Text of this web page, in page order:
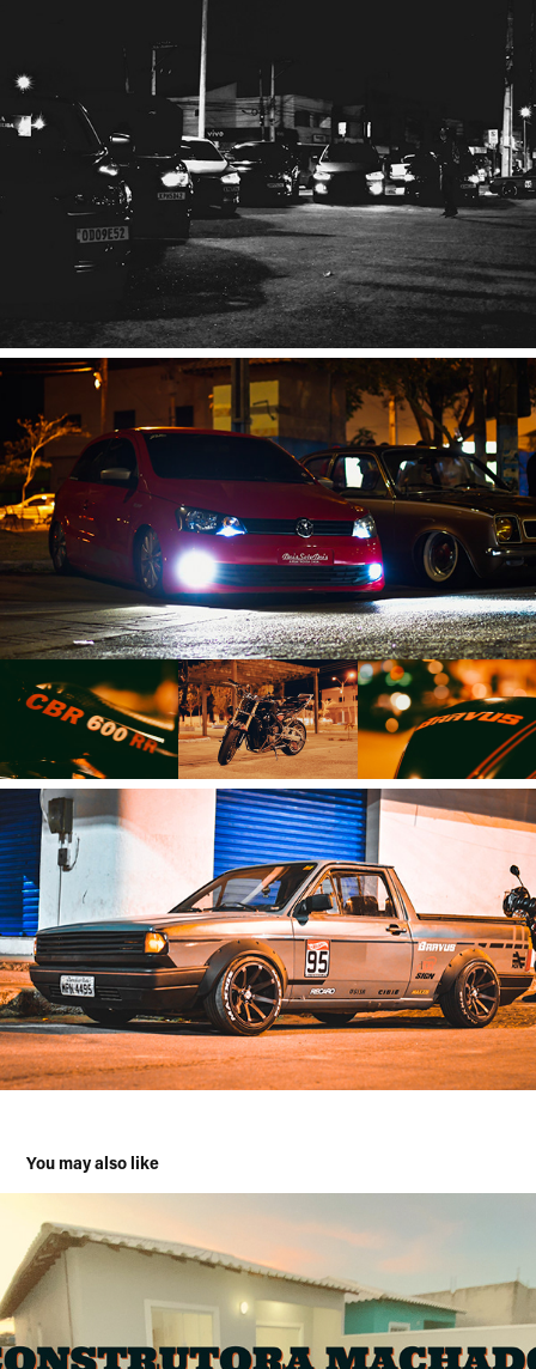
You may also like